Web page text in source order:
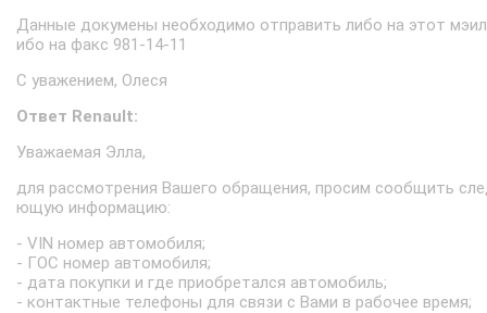
Данные докумены необходимо отправить либо на этот
ибо на факс 981-14-11
С уважением, Олеся
Ответ Renault:
Уважаемая Элла,
для рассмотрения Вашего обращения, просим сообщить
ющую информацию:
- VIN номер автомобиля;
- ГОС номер автомобиля;
- дата покупки и где приобретался автомобиль;
- контактные телефоны для связи с Вами в рабочее время;